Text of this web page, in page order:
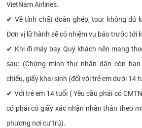
VietNam Airlines.
✔ Về tính chất đoàn ghép, tour không đủ
Đơn vị lữ hành sẽ có nhiệm vụ báo trước tới
✔ Khi đi máy bay Quý khách nên mang
sau: (Chứng minh thư nhân dân còn
chiếu, giấy khai sinh (đối với trẻ em dưới 14
✔ Với trẻ em 14 tuổi ( Yêu cầu phải có
có phải có giấy xác nhận nhân thân theo
phương nơi cư trú).